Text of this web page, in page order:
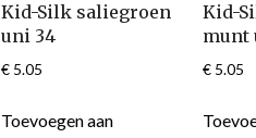
Kid-Silk saliegroen
uni 34
€ 5.05
Toevoegen aan
Kid-
munt
€5.05